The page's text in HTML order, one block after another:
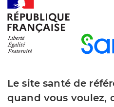
Le site santé de
quand vous voulez,